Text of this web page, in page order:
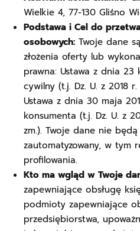
Wielkie 4, 77-130 Gliśno
Podstawa i Cel do
osobowych: Twoje dane
złożenia oferty lub
prawna: Ustawa z dnia 23
cywilny (t.j. Dz. U. z 2018
Ustawa z dnia 30 maja
konsumenta (t.j. Dz. U. z
zm.). Twoje dane nie
zautomatyzowany, w tym
profilowania.
Kto ma wgląd w Twoje
zapewniające obsługę
podmioty zapewniające
przedsiębiorstwa,